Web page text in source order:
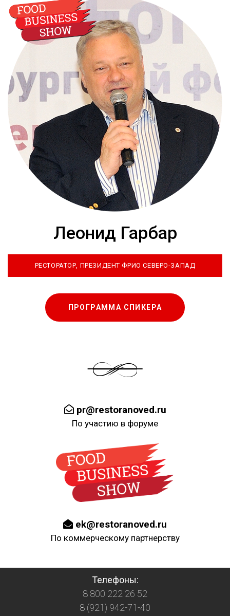
Леонид Гарбар
РЕСТОРАТОР, ПРЕЗИДЕНТ ФРИО СЕВЕРО-ЗАПАД
ПРОГРАММА СПИКЕРА
pr@restoranoved.ru
По участию в форуме
ek@restoranoved.ru
По коммерческому партнерству
Телефоны:
8 800 222 26 52
8 (921) 942-71-40